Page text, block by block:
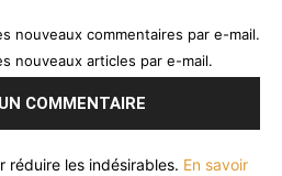
nouveaux commentaires par e-mail.
nouveaux articles par e-mail.
réduire les indésirables. En savoir